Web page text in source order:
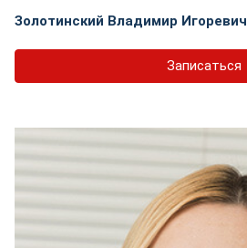
Золотинский Владимир Игоревич
Записаться